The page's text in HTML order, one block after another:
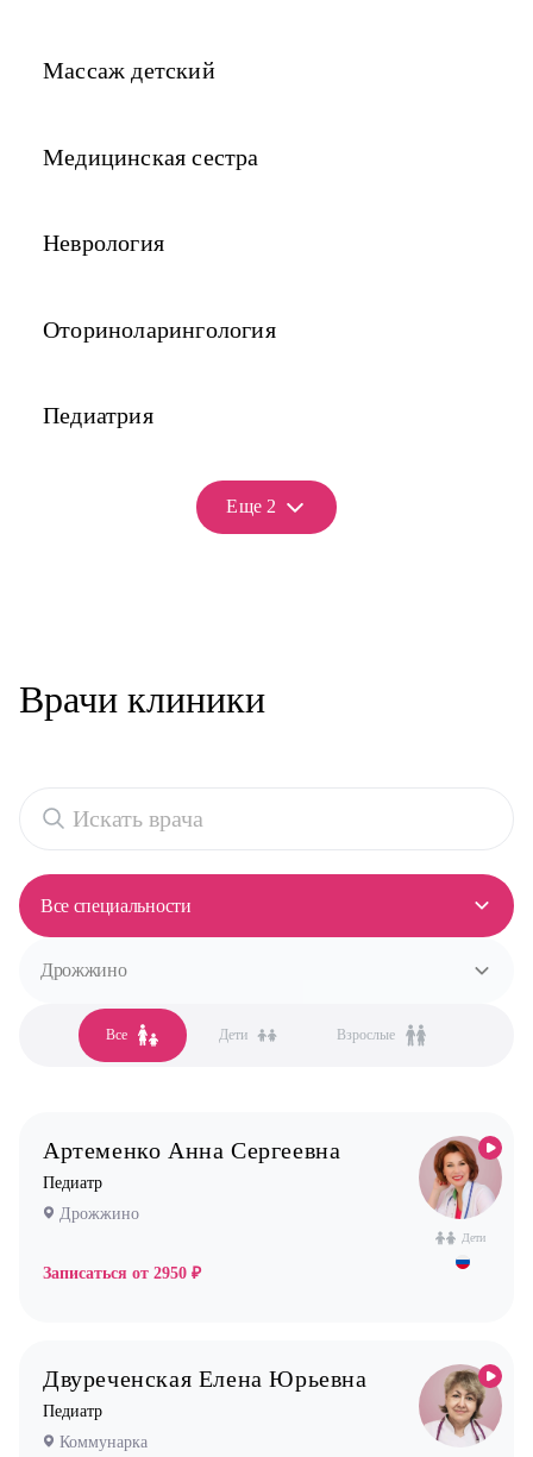
Массаж детский
Медицинская сестра
Неврология
Оториноларингология
Педиатрия
Еще 2
Врачи клиники
Все Дети Взрослые
Все специальности
Все специальности
Гастроэнтеролог
Невролог
Дрожжино
Все клиники
Бутово стоматология
Дрожжино
Жулебино стоматология
Некрасовка
Новокосино
Дети
Артеменко Анна Сергеевна
Педиатр
Дрожжино
Записаться от 2950 ₽
Двуреченская Елена Юрьевна
Педиатр
Коммунарка